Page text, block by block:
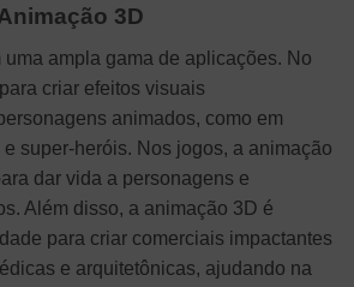
3D
uma ampla gama de aplicações. No
criar efeitos visuais
animados, como em
super-heróis. Nos jogos, a animação
dar vida a personagens e
Além disso, a animação 3D é
para criar comerciais impactantes
e arquitetônicas, ajudando na